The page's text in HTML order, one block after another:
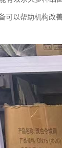
可以帮助机构改